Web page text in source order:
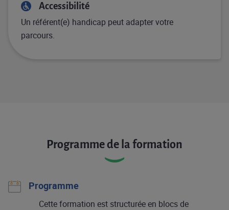
Accessibilité
Un référent(e) handicap peut adapter votre
parcours.
Programme de la formation
Programme
Cette formation est structurée en blocs de